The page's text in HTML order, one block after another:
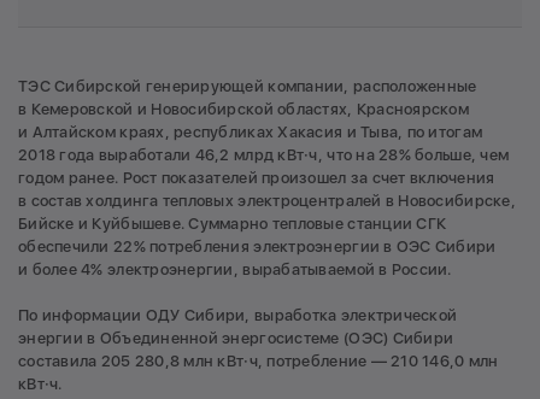
ТЭС Сибирской генерирующей компании, расположенные
в Кемеровской и Новосибирской областях, Красноярском
и Алтайском краях, республиках Хакасия и Тыва, по итогам
2018 года выработали 46,2 млрд кВт·ч, что на 28% больше, чем
годом ранее. Рост показателей произошел за счет включения
в состав холдинга тепловых электроцентралей в Новосибирске,
Бийске и Куйбышеве. Суммарно тепловые станции СГК
обеспечили 22% потребления электроэнергии в ОЭС Сибири
и более 4% электроэнергии, вырабатываемой в России.
По информации ОДУ Сибири, выработка электрической
энергии в Объединенной энергосистеме (ОЭС) Сибири
составила 205 280,8 млн кВт·ч, потребление — 210 146,0 млн
кВт·ч.